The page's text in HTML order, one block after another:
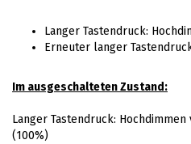
Langer Tastendruck:
Erneuter langer
Im ausgeschalteten Zustand:
Langer Tastendruck:
(100%)